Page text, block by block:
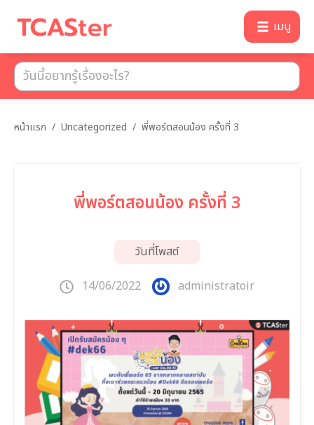
เมนู
หน้าแรก / Uncategorized / พี่พอร์ตสอนน้อง ครั้งที่ 3
พี่พอร์ตสอนน้อง ครั้งที่ 3
วันที่โพสต์
14/06/2022 administratoir